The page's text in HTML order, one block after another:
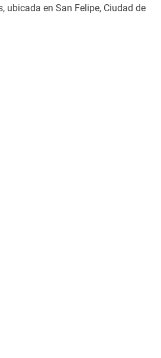
ubicada en San Felipe, Ciudad de